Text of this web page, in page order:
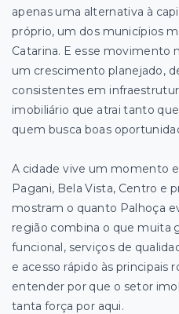
apenas uma alternativa à
próprio, um dos municípios
Catarina. E esse movimento
um crescimento planejado,
consistentes em
imobiliário que atrai tanto
quem busca boas
A cidade vive um momento
Pagani, Bela Vista, Centro e
mostram o quanto Palhoça
região combina o que muita
funcional, serviços de
e acesso rápido às principais
entender por que o setor
tanta força por aqui.